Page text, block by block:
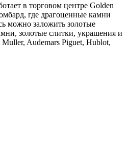
в торговом центре Golden
где драгоценные камни
можно заложить золотые
золотые слитки, украшения и
Audemars Piguet, Hublot,